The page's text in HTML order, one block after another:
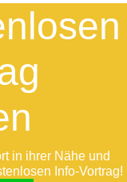
in ihrer Nähe und
Info-Vortrag!